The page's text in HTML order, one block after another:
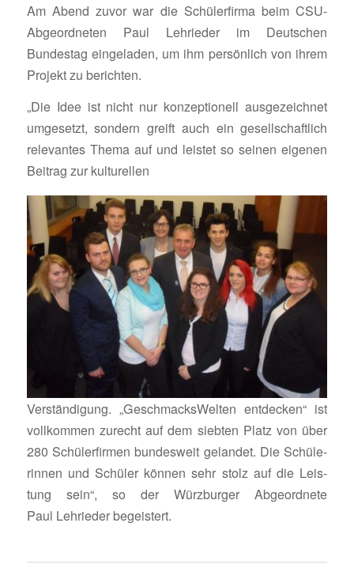
Am Abend zuvor war die Schü­ler­firma beim CSU-
Abge­ord­neten Paul Lehrieder im Deut­schen
Bundestag einge­laden, um ihm persön­lich von ihrem
Projekt zu berichten.
„Die Idee ist nicht nur konzep­tio­nell ausge­zeichnet
umge­setzt, sondern greift auch ein gesell­schaft­lich
rele­vantes Thema auf und leistet so seinen eigenen
Beitrag zur kulturellen
Verstän­di­gung. „Geschmacks­Welten entde­cken“ ist
voll­kommen zurecht auf dem siebten Platz von über
280 Schü­ler­firmen bundes­weit gelandet. Die Schü­le­
rinnen und Schüler können sehr stolz auf die Leis­
tung sein“, so der Würz­burger Abge­ord­nete
Paul Lehrieder begeistert.